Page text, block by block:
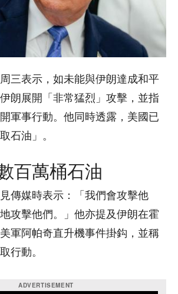
三表示，如未能與伊朗達成和平
朗展開「非常猛烈」攻擊，並指
軍事行動。他同時透露，美國已
石油」。
百萬桶石油
傳媒時表示：「我們會攻擊他
攻擊他們。」他亦提及伊朗在霍
軍阿帕奇直升機事件掛鈎，並稱
行動。